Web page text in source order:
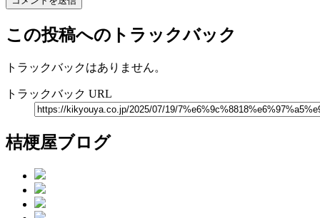
この投稿へのトラックバック
トラックバックはありません。
トラックバック URL
桔梗屋ブログ